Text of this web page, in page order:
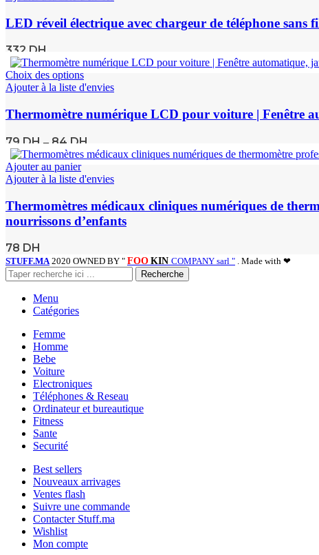
LED réveil électrique avec chargeur de téléphone
332 DH
Choix des options
Ajouter à la liste d'envies
Thermomètre numérique LCD pour voiture | Fenêtre
79 DH – 84 DH
Ajouter au panier
Ajouter à la liste d'envies
Thermomètres médicaux cliniques numériques de
nourrissons d’enfants
78 DH
STUFF.MA 2020 OWNED BY " FOO KIN COMPANY sarl " . Made with ❤
Recherche
Menu
Catégories
Femme
Homme
Bebe
Voiture
Electroniques
Téléphones & Reseau
Ordinateur et bureautique
Fitness
Sante
Securité
Best sellers
Nouveaux arrivages
Ventes flash
Suivre une commande
Contacter Stuff.ma
Wishlist
Mon compte